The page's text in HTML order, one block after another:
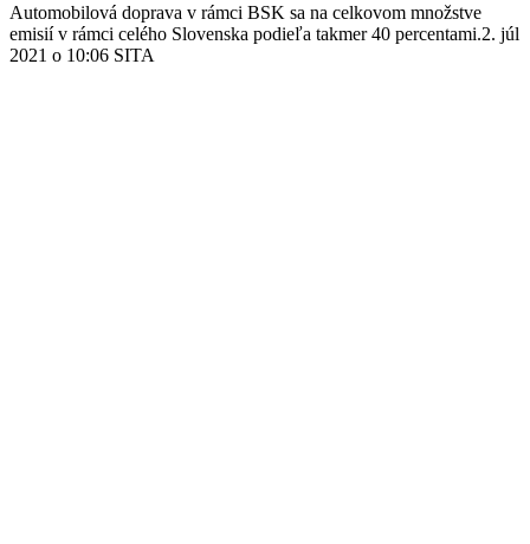
Automobilová doprava v rámci BSK sa na celkovom množstve
emisií v rámci celého Slovenska podieľa takmer 40 percentami.2. júl
2021 o 10:06 SITA